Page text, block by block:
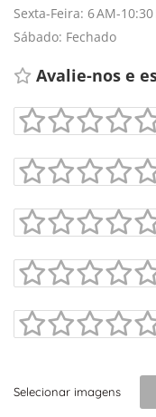
Sexta-Feira: 6 AM-10:30
Sábado: Fechado
Avalie-nos e
Selecionar imagens